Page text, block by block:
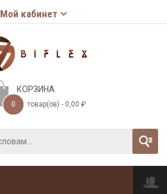
Мой кабинет
КОРЗИНА
0 товар(ов) - 0,00 ₽